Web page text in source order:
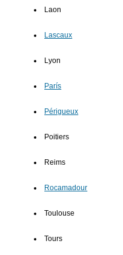
Laon
Lascaux
Lyon
París
Périgueux
Poitiers
Reims
Rocamadour
Toulouse
Tours